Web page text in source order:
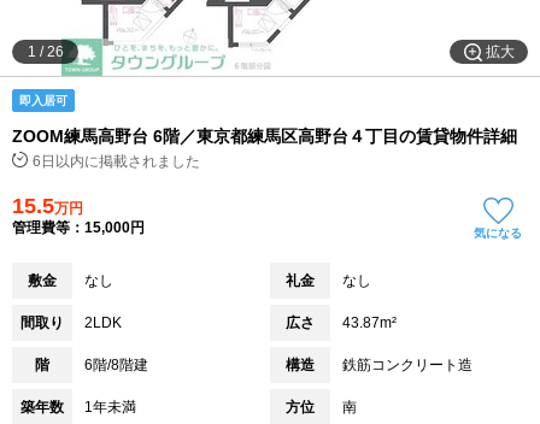
物件特集から
不動産会社から
拡大
1 /26
即入居可
ZOOM練馬高野台 6階／東京都練馬区高野台４丁目の賃貸物件詳細
6日以内に掲載されました
15.5万円
管理費等：15,000円
気になる
敷金 なし 礼金 なし
間取り 2LDK 広さ 43.87m²
階 6階/8階建 構造 鉄筋コンクリート造
築年数 1年未満 方位 南